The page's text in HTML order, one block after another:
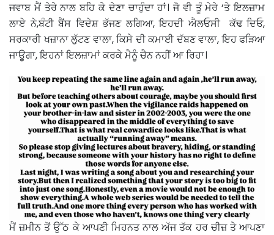
ਜਵਾਬ ਮੈਂ ਤੇਰੇ ਨਾਲ ਬਹਿ ਕੇ ਦੇਣਾ ਚਾਹੁੰਦਾ ਹਾਂ। ਜੋ ਵੀ ਤੂੰ ਮੇਰੇ ‘ਤੇ ਇਲਜ਼ਾਮ
ਲਾਏ ਨੇ,ਬੰਟੀ ਬੈਂਸ ਵਿਦੇਸ਼ ਭੱਜਣ ਲਗਿਆ, ਇਹਦੀ ਐਲਓਸੀ ਕੱਢ ਦਿਓ,
ਸਰਕਾਰੀ ਖਜ਼ਾਨਾ ਲੁੱਟਣ ਵਾਲਾ, ਕਿਸੇ ਦੀ ਕਮਾਈ ਦੱਬਣ ਵਾਲਾ, ਇਹ ਫੜਿਆ
ਜਾਊਗਾ, ਇਹਨਾਂ ਇਲਜ਼ਾਮਾਂ ਕਰਕੇ ਮੈਨੂੰ ਚੈਨ ਨਹੀਂ ਆ ਰਿਹਾ।
ਮੈਂ ਜ਼ਮੀਨ ਤੋਂ ਉੱਠ ਕੇ ਆਪਣੀ ਮਿਹਨਤ ਨਾਲ ਅੱਜ ਤੱਕ ਹਰ ਚੀਜ਼ ਤੇ ਆਪਣਾ